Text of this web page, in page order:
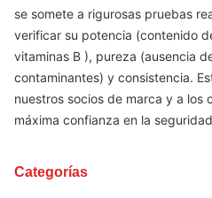
se somete a rigurosas pruebas
verificar su potencia (contenido
vitaminas B ), pureza (ausencia
contaminantes) y consistencia.
nuestros socios de marca y a los
máxima confianza en la
Categorías